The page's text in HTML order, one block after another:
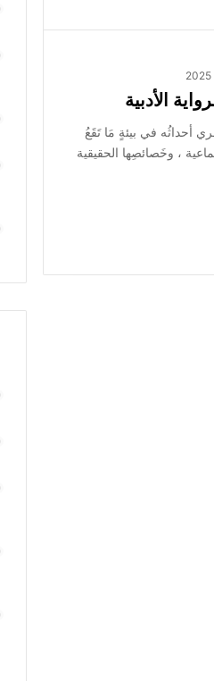
الأدبية
أحداثُه في بيئةٍ مَا تَقَعُ
، وخَصائصِها الحقيقية